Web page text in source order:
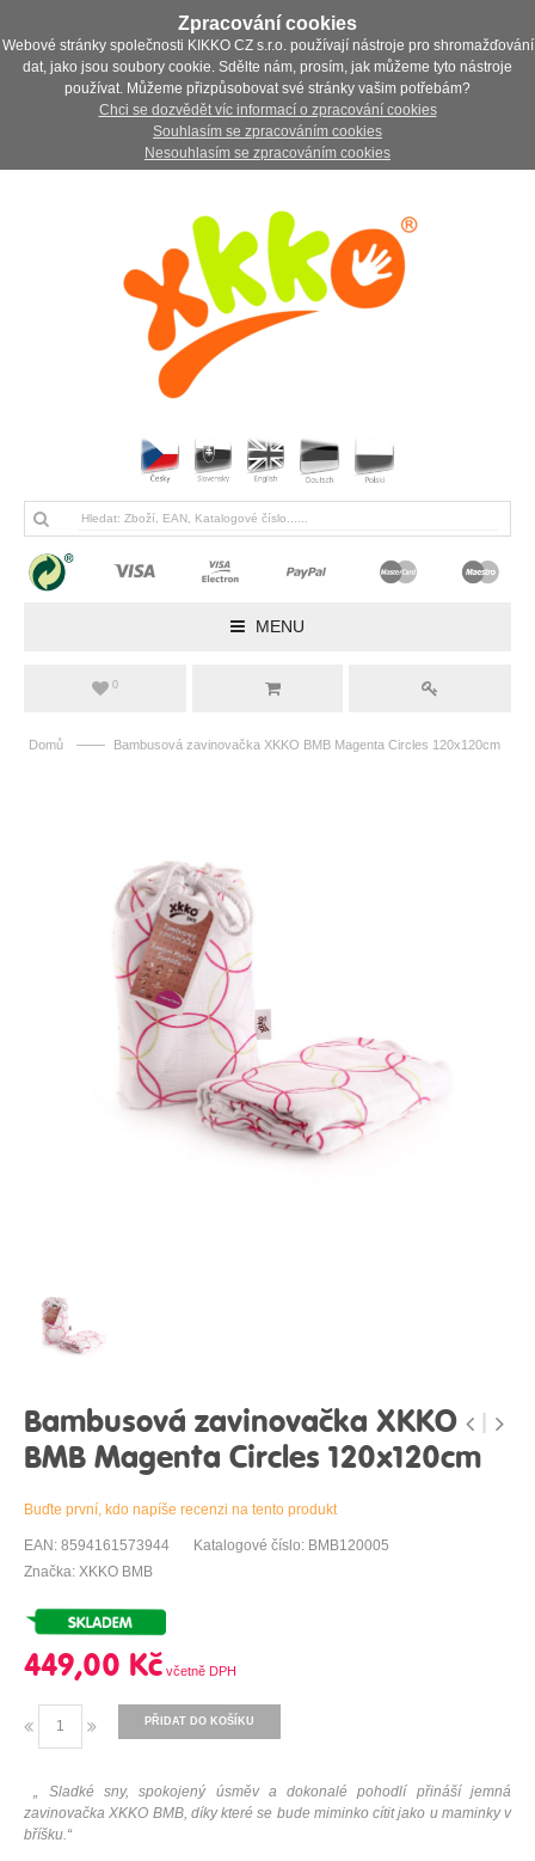
Zpracování cookies
Webové stránky společnosti KIKKO CZ s.r.o. používají nástroje pro shromažďování
dat, jako jsou soubory cookie. Sdělte nám, prosím, jak můžeme tyto nástroje
používat. Můžeme přizpůsobovat své stránky vašim potřebám?
Chci se dozvědět víc informací o zpracování cookies
Souhlasím se zpracováním cookies
Nesouhlasím se zpracováním cookies
MENU
0
Domů —— Bambusová zavinovačka XKKO BMB Magenta Circles 120x120cm
Bambusová zavinovačka XKKO
BMB Magenta Circles 120x120cm
Buďte první, kdo napíše recenzi na tento produkt
EAN: 8594161573944
Katalogové číslo: BMB120005
Značka: XKKO BMB
449,00 Kč
PŘIDAT DO KOŠÍKU
„ Sladké sny, spokojený úsměv a dokonalé pohodlí přináší jemná
zavinovačka XKKO BMB, díky které se bude miminko cítit jako u maminky v
bříšku.“